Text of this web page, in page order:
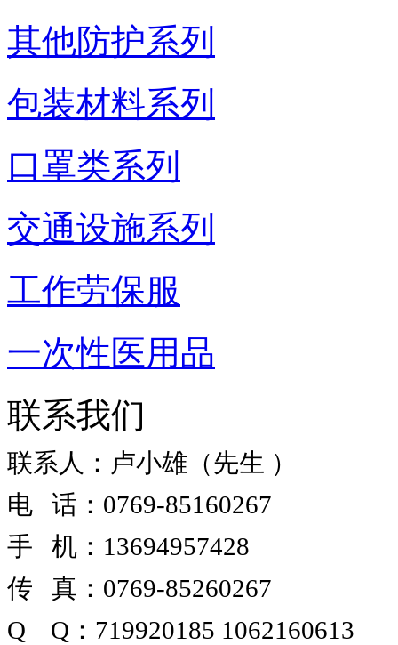
其他防护系列
包装材料系列
口罩类系列
交通设施系列
工作劳保服
一次性医用品
联系我们
联系人：卢小雄（先生 ）
电 话：0769-85160267
手 机：13694957428
传 真：0769-85260267
Q Q ： 719920185 1062160613